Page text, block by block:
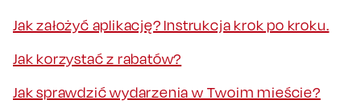
Jak założyć aplikację? Instrukcja krok po kroku.
Jak korzystać z rabatów?
Jak sprawdzić wydarzenia w Twoim mieście?